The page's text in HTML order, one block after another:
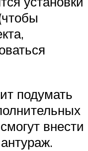
подумать
внести